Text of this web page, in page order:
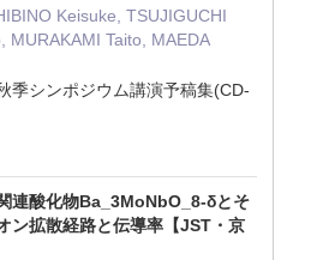
Keisuke, TSUJIGUCHI
MURAKAMI Taito, MAEDA
季シンポジウム講演予稿集(CD-
連酸化物Ba_3MoNbO_8-δとそ
ン拡散経路と伝導率【JST・京